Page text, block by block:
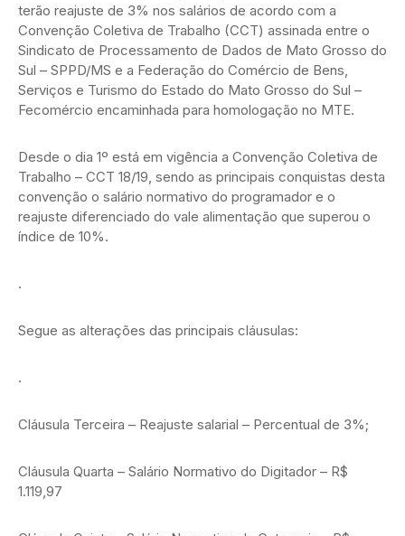
terão reajuste de 3% nos salários de acordo com a
Convenção Coletiva de Trabalho (CCT) assinada entre o
Sindicato de Processamento de Dados de Mato Grosso do
Sul – SPPD/MS e a Federação do Comércio de Bens,
Serviços e Turismo do Estado do Mato Grosso do Sul –
Fecomércio encaminhada para homologação no MTE.
Desde o dia 1º está em vigência a Convenção Coletiva de
Trabalho – CCT 18/19, sendo as principais conquistas desta
convenção o salário normativo do programador e o
reajuste diferenciado do vale alimentação que superou o
índice de 10%.
.
Segue as alterações das principais cláusulas:
.
Cláusula Terceira – Reajuste salarial – Percentual de 3%;
Cláusula Quarta – Salário Normativo do Digitador – R$
1.119,97